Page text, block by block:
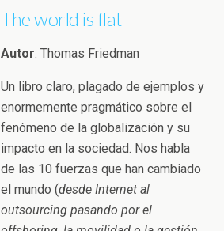
The world is flat
Autor: Thomas Friedman
Un libro claro, plagado de ejemplos y
enormemente pragmático sobre el
fenómeno de la globalización y su
impacto en la sociedad. Nos habla
de las 10 fuerzas que han cambiado
el mundo (desde Internet al
outsourcing pasando por el